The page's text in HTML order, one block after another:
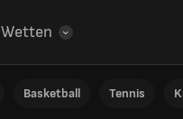
Wetten
Basketball Tennis